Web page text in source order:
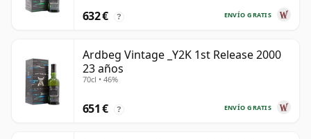
ENVÍO GRATIS
632 € ?
Ardbeg Vintage _Y2K 1st Release 2000
23 años
70cl • 46%
ENVÍO GRATIS
651 € ?